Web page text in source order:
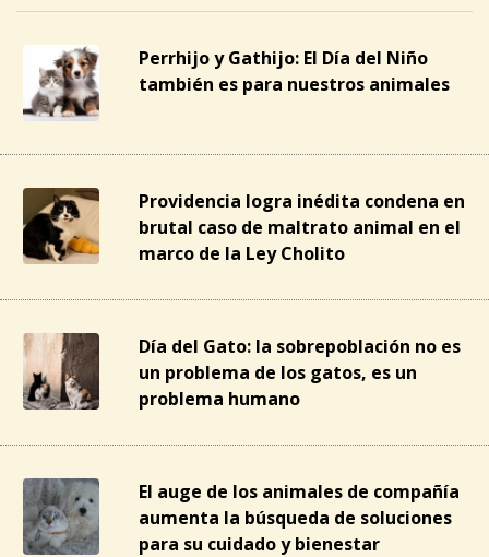
Perrhijo y Gathijo: El Día del Niño
también es para nuestros animales
Providencia logra inédita condena en
brutal caso de maltrato animal en el
marco de la Ley Cholito
Día del Gato: la sobrepoblación no es
un problema de los gatos, es un
problema humano
El auge de los animales de compañía
aumenta la búsqueda de soluciones
para su cuidado y bienestar